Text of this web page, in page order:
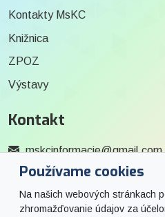
Používame cookies
Na našich webových stránkach
zhromažďovanie údajov za
Kontakty MsKC
Knižnica
ZPOZ
Výstavy
Kontakt
mskcinformacie@gmail.com
0915 727 244
Social